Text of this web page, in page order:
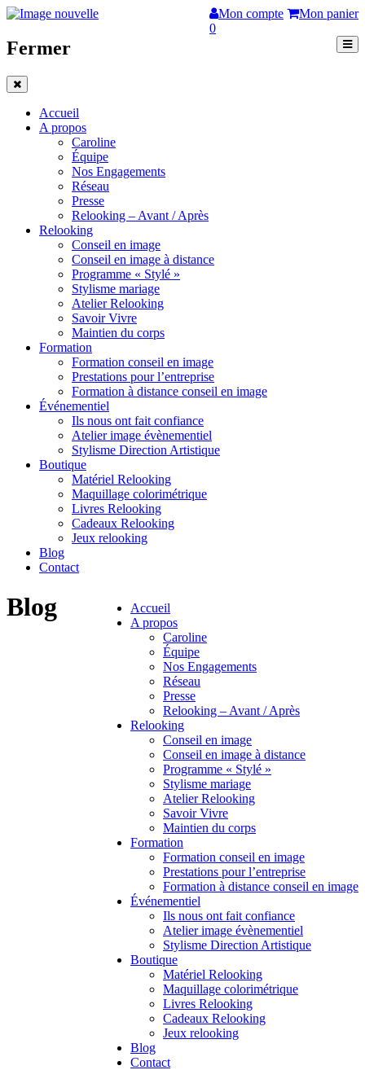
Mon compte
Mon panier
0
Fermer
Accueil
A propos
Caroline
Équipe
Nos Engagements
Réseau
Presse
Relooking – Avant / Après
Relooking
Conseil en image
Conseil en image à distance
Programme « Stylé »
Stylisme mariage
Atelier Relooking
Savoir Vivre
Maintien du corps
Formation
Formation conseil en image
Prestations pour l’entreprise
Formation à distance conseil en image
Événementiel
Ils nous ont fait confiance
Atelier image évènementiel
Stylisme Direction Artistique
Boutique
Matériel Relooking
Maquillage colorimétrique
Livres Relooking
Cadeaux Relooking
Jeux relooking
Blog
Contact
Accueil
A propos
Caroline
Équipe
Nos Engagements
Réseau
Presse
Relooking – Avant / Après
Relooking
Conseil en image
Conseil en image à distance
Programme « Stylé »
Stylisme mariage
Atelier Relooking
Savoir Vivre
Maintien du corps
Formation
Formation conseil en image
Prestations pour l’entreprise
Formation à distance conseil en image
Événementiel
Ils nous ont fait confiance
Atelier image évènementiel
Stylisme Direction Artistique
Boutique
Matériel Relooking
Maquillage colorimétrique
Livres Relooking
Cadeaux Relooking
Jeux relooking
Blog
Contact
Blog